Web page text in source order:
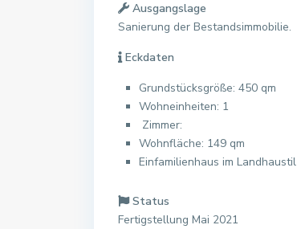
Ausgangslage
Sanierung der Bestandsimmobilie.
Eckdaten
Grundstücksgröße: 450 qm
Wohneinheiten: 1
Zimmer:
Wohnfläche: 149 qm
Einfamilienhaus im Landhaustil
Status
Fertigstellung Mai 2021